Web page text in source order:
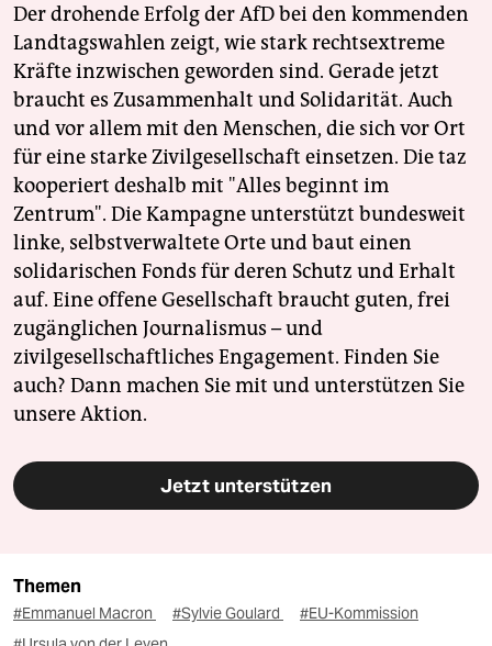
Der drohende Erfolg der AfD bei den kommenden
Landtagswahlen zeigt, wie stark rechtsextreme
Kräfte inzwischen geworden sind. Gerade jetzt
braucht es Zusammenhalt und Solidarität. Auch
und vor allem mit den Menschen, die sich vor Ort
für eine starke Zivilgesellschaft einsetzen. Die taz
kooperiert deshalb mit "Alles beginnt im
Zentrum". Die Kampagne unterstützt bundesweit
linke, selbstverwaltete Orte und baut einen
solidarischen Fonds für deren Schutz und Erhalt
auf. Eine offene Gesellschaft braucht guten, frei
zugänglichen Journalismus – und
zivilgesellschaftliches Engagement. Finden Sie
auch? Dann machen Sie mit und unterstützen Sie
unsere Aktion.
Jetzt unterstützen
Themen
#Emmanuel Macron #Sylvie Goulard
#EU-Kommission